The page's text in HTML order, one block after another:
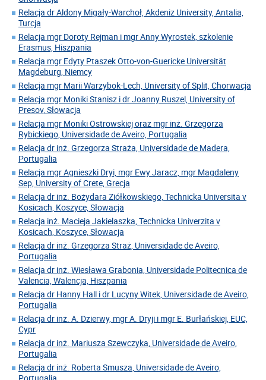
Relacja dr Aldony Migały-Warchoł, Akdeniz University, Antalia,
Turcja
Relacja mgr Doroty Rejman i mgr Anny Wyrostek, szkolenie
Erasmus, Hiszpania
Relacja mgr Edyty Ptaszek Otto-von-Guericke Universität
Magdeburg, Niemcy
Relacja mgr Marii Warzybok-Lech, University of Split, Chorwacja
Relacja mgr Moniki Stanisz i dr Joanny Ruszel, University of
Presov, Słowacja
Relacja mgr Moniki Ostrowskiej oraz mgr inż. Grzegorza
Rybickiego, Universidade de Aveiro, Portugalia
Relacja dr inż. Grzegorza Straża, Universidade de Madera,
Portugalia
Relacja mgr Agnieszki Dryi, mgr Ewy Jaracz, mgr Magdaleny
Sep, University of Crete, Grecja
Relacja dr inż. Bożydara Ziółkowskiego, Technicka Universita v
Kosicach, Koszyce, Słowacja
Relacja inż. Macieja Jakielaszka, Technicka Univerzita v
Kosicach, Koszyce, Słowacja
Relacja dr inż. Grzegorza Straż, Universidade de Aveiro,
Portugalia
Relacja dr inż. Wiesława Grabonia, Universidade Politecnica de
Valencia, Walencja, Hiszpania
Relacja dr Hanny Hall i dr Lucyny Witek, Universidade de Aveiro,
Portugalia
Relacja dr inż. A. Dzierwy, mgr A. Dryji i mgr E. Burłańskiej, EUC,
Cypr
Relacja dr inż. Mariusza Szewczyka, Universidade de Aveiro,
Portugalia
Relacja dr inż. Roberta Smusza, Universidade de Aveiro,